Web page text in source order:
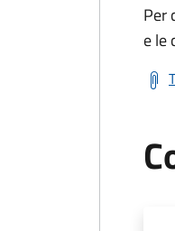
Per
e le